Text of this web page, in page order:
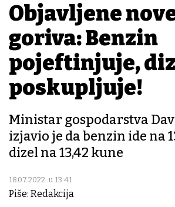
Objavljene
goriva: Benzin
pojeftinjuje,
poskupljuje!
Ministar gospodarstva
izjavio je da benzin ide na
dizel na 13,42 kune
18.07.2022. u 13:41
Piše: Redakcija